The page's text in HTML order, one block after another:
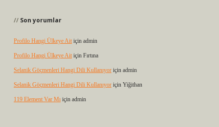
Son yorumlar
Profilo Hangi Ülkeye Ait için admin
Profilo Hangi Ülkeye Ait için Fırtına
Selanik Göçmenleri Hangi Dili Kullanıyor için admin
Selanik Göçmenleri Hangi Dili Kullanıyor için Yiğithan
119 Element Var Mı için admin